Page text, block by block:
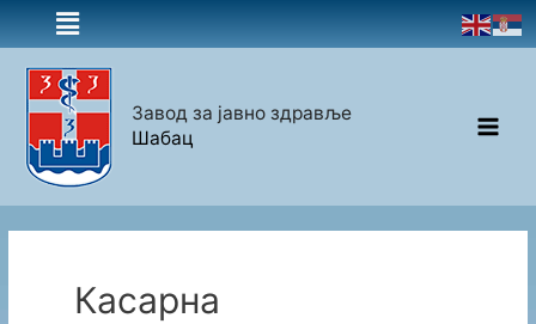
Завод за јавно здравље
Шабац
Касарна